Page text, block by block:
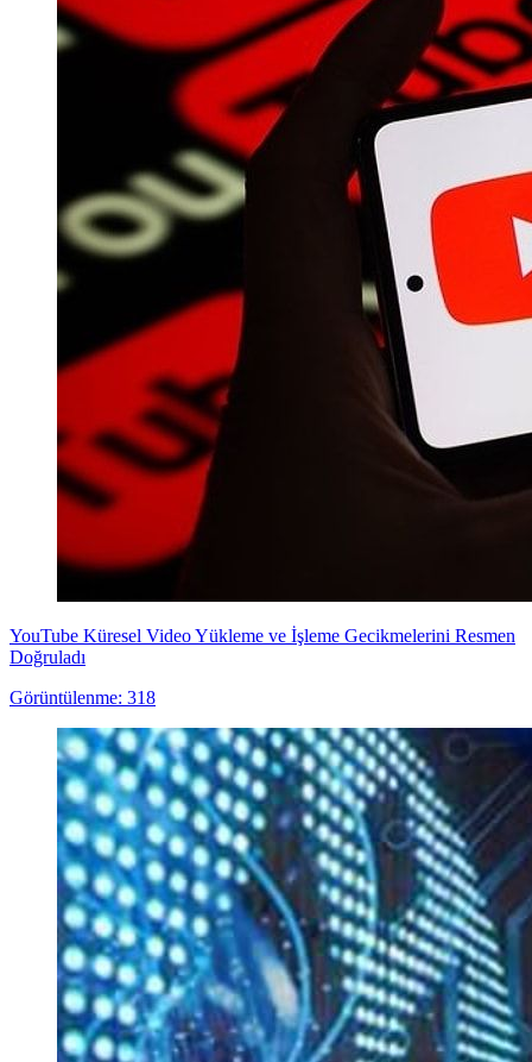
YouTube Küresel Video Yükleme ve İşleme Gecikmelerini Resmen
Doğruladı
Görüntülenme: 318